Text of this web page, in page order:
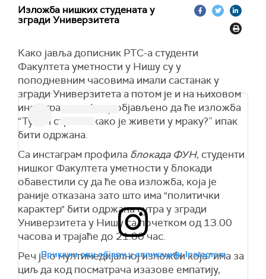
Изложба нишких студената у
згради Универзитета
Како јавља дописник РТС-а студенти
Факултета уметности у Нишу су у
поподневним часовима имали састанак у
згради Универзитета а потом је и на њиховом
инстаграм профилу објављено да ће изложба
“Тунел страха - како је живети у мраку?” ипак
бити одржана.
Са инстаграм профила блокада ФУН, студенти
нишког Факултета уметности у блокади
обавестили су да ће ова изложба, која је
раније отказана зато што има "политички
карактер" бити одржана сутра у згради
Универзитета у Нишу са почетком од 13.00
часова и трајаће до 21.00 час.
Реч је о мултимедијалној изложби која "има за
циљ да код посматрача изазове емпатију,
Прикажи ову објаву у апликацији Instagram